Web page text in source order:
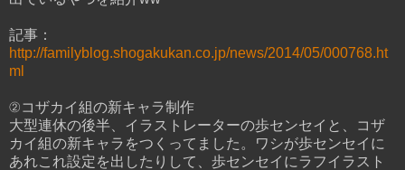
記事：
http://familyblog.shogakukan.co.jp/news/2014/05/000768.ht
ml
②コザカイ組の新キャラ制作
大型連休の後半、イラストレーターの歩センセイと、コザ
カイ組の新キャラをつくってました。ワシが歩センセイに
あれこれ設定を出したりして、歩センセイにラフイラスト